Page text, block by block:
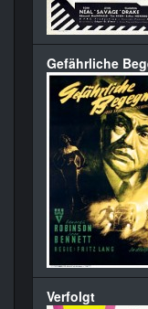
Gefährliche
Verfolgt